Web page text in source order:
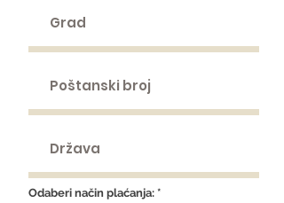
Odaberi način plaćanja: *